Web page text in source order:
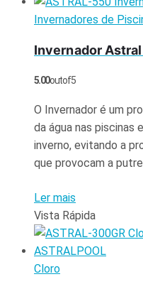
Invernadores de
Invernador
5.00out of 5
O Invernador é um
da água nas piscinas
inverno, evitando a
que provocam a
Ler mais
Vista Rápida
Cloro